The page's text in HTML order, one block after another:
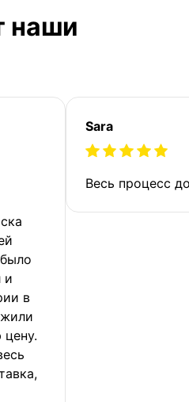
наши
и
в
Sara
Весь процесс